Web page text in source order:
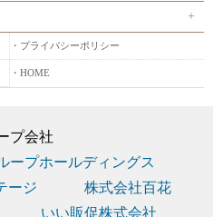
プライバシーポリシー
HOME
プ会社
ープホールディングス
ージ
株式会社百花
いい販促株式会社